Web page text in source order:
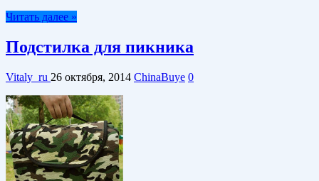
Читать далее »
Подстилка для пикника
Vitaly_ru 26 октября, 2014 ChinaBuye 0